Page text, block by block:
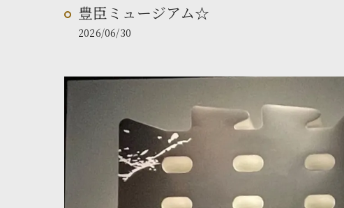
豊臣ミュージアム☆
2026/06/30